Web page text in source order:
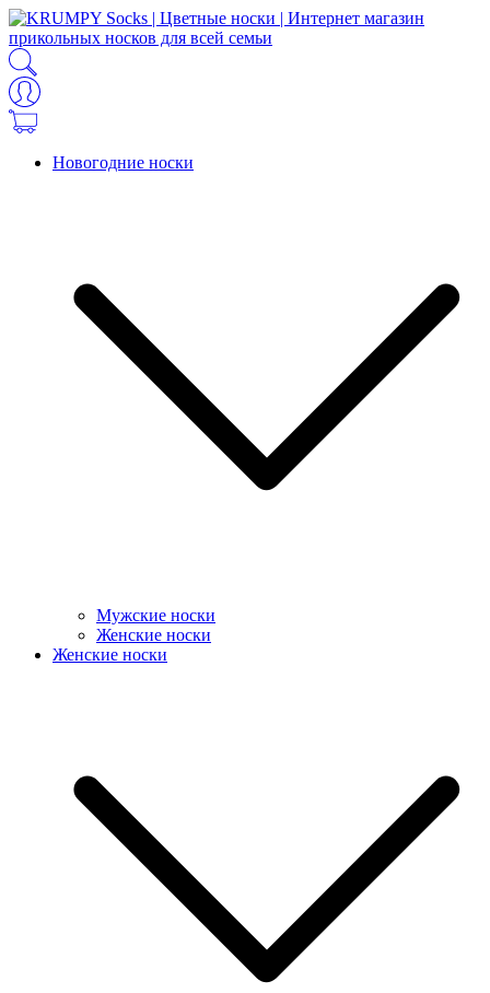
Новогодние носки
Мужские носки
Женские носки
Женские носки